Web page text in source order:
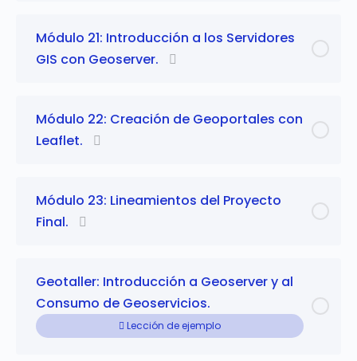
Módulo 21: Introducción a los Servidores
GIS con Geoserver.
Módulo 22: Creación de Geoportales con
Leaflet.
Módulo 23: Lineamientos del Proyecto
Final.
Geotaller: Introducción a Geoserver y al
Consumo de Geoservicios.
Lección de ejemplo